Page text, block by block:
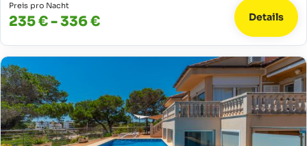
Preis pro Nacht
235 € - 336 € Details